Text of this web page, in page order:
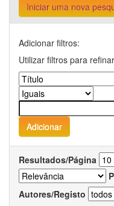
Iniciar uma nova
Adicionar filtros:
Utilizar filtros para
Resultados/Página
Autores/Registo